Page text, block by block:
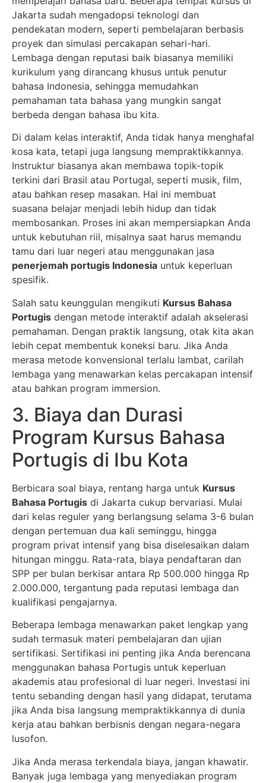
Jakarta sudah mengadopsi teknologi dan
pendekatan modern, seperti pembelajaran berbasis
proyek dan simulasi percakapan sehari-hari.
Lembaga dengan reputasi baik biasanya memiliki
kurikulum yang dirancang khusus untuk penutur
bahasa Indonesia, sehingga memudahkan
pemahaman tata bahasa yang mungkin sangat
berbeda dengan bahasa ibu kita.
Di dalam kelas interaktif, Anda tidak hanya menghafal
kosa kata, tetapi juga langsung mempraktikkannya.
Instruktur biasanya akan membawa topik-topik
terkini dari Brasil atau Portugal, seperti musik, film,
atau bahkan resep masakan. Hal ini membuat
suasana belajar menjadi lebih hidup dan tidak
membosankan. Proses ini akan mempersiapkan Anda
untuk kebutuhan riil, misalnya saat harus memandu
tamu dari luar negeri atau menggunakan jasa
penerjemah portugis Indonesia untuk keperluan
spesifik.
Salah satu keunggulan mengikuti Kursus Bahasa
Portugis dengan metode interaktif adalah akselerasi
pemahaman. Dengan praktik langsung, otak kita akan
lebih cepat membentuk koneksi baru. Jika Anda
merasa metode konvensional terlalu lambat, carilah
lembaga yang menawarkan kelas percakapan intensif
atau bahkan program immersion.
3. Biaya dan Durasi
Program Kursus Bahasa
Portugis di Ibu Kota
Berbicara soal biaya, rentang harga untuk Kursus
Bahasa Portugis di Jakarta cukup bervariasi. Mulai
dari kelas reguler yang berlangsung selama 3-6 bulan
dengan pertemuan dua kali seminggu, hingga
program privat intensif yang bisa diselesaikan dalam
hitungan minggu. Rata-rata, biaya pendaftaran dan
SPP per bulan berkisar antara Rp 500.000 hingga Rp
2.000.000, tergantung pada reputasi lembaga dan
kualifikasi pengajarnya.
Beberapa lembaga menawarkan paket lengkap yang
sudah termasuk materi pembelajaran dan ujian
sertifikasi. Sertifikasi ini penting jika Anda berencana
menggunakan bahasa Portugis untuk keperluan
akademis atau profesional di luar negeri. Investasi ini
tentu sebanding dengan hasil yang didapat, terutama
jika Anda bisa langsung mempraktikkannya di dunia
kerja atau bahkan berbisnis dengan negara-negara
lusofon.
Jika Anda merasa terkendala biaya, jangan khawatir.
Banyak juga lembaga yang menyediakan program